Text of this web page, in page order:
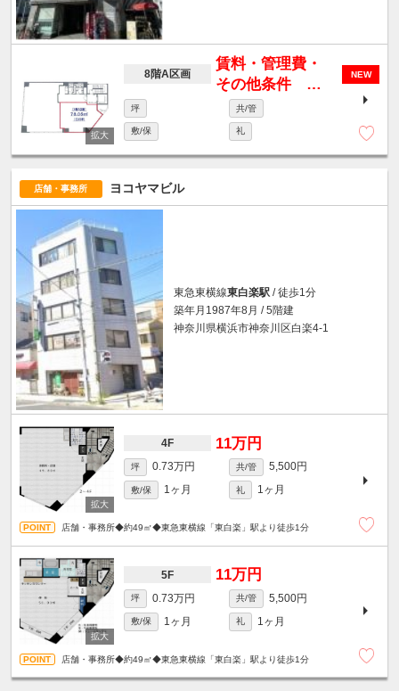
NEW
8階A区画
賃料・管理費・
その他条件 要
相談
坪 共/管
敷/保 礼
店舗・事務所 ヨコヤマビル
東急東横線東白楽駅 / 徒歩1分
築年月1987年8月 / 5階建
神奈川県横浜市神奈川区白楽4-1
4F 11万円
坪 0.73万円 共/管 5,500円
敷/保 1ヶ月 礼 1ヶ月
店舗・事務所◆約49㎡◆東急東横線「東白楽」駅より徒歩1分
5F 11万円
坪 0.73万円 共/管 5,500円
敷/保 1ヶ月 礼 1ヶ月
店舗・事務所◆約49㎡◆東急東横線「東白楽」駅より徒歩1分